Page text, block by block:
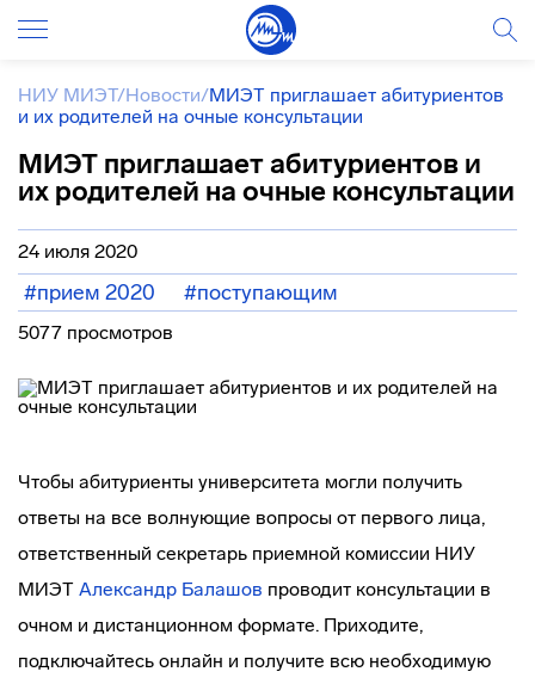
НИУ МИЭТ/Новости/МИЭТ приглашает абитуриентов
и их родителей на очные консультации
МИЭТ приглашает абитуриентов и
их родителей на очные консультации
24 июля 2020
#прием 2020 #поступающим
5077 просмотров
Чтобы абитуриенты университета могли получить
ответы на все волнующие вопросы от первого лица,
ответственный секретарь приемной комиссии НИУ
МИЭТ Александр Балашов проводит консультации в
очном и дистанционном формате. Приходите,
подключайтесь онлайн и получите всю необходимую